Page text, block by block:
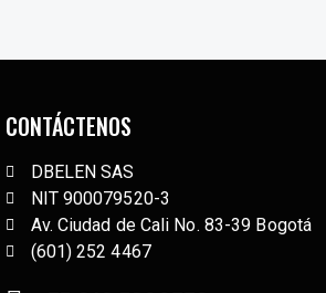
CONTÁCTENOS
DBELEN SAS
NIT 900079520-3
Av. Ciudad de Cali No. 83-39 Bogotá
(601) 252 4467